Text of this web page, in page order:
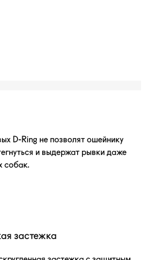
D-Ring не позволят ошейнику
и выдержат рывки даже
собак.
застежка